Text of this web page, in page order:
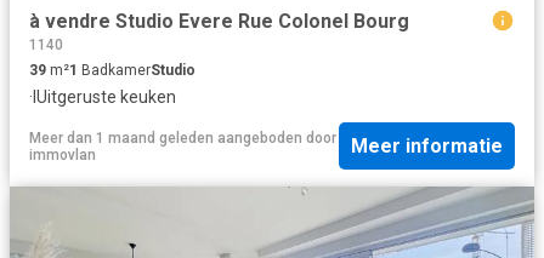
à vendre Studio Evere Rue Colonel Bourg
1140
39 m²1 BadkamerStudio
· IUitgeruste keuken
Meer dan 1 maand geleden aangeboden door
immovlan
Meer informatie